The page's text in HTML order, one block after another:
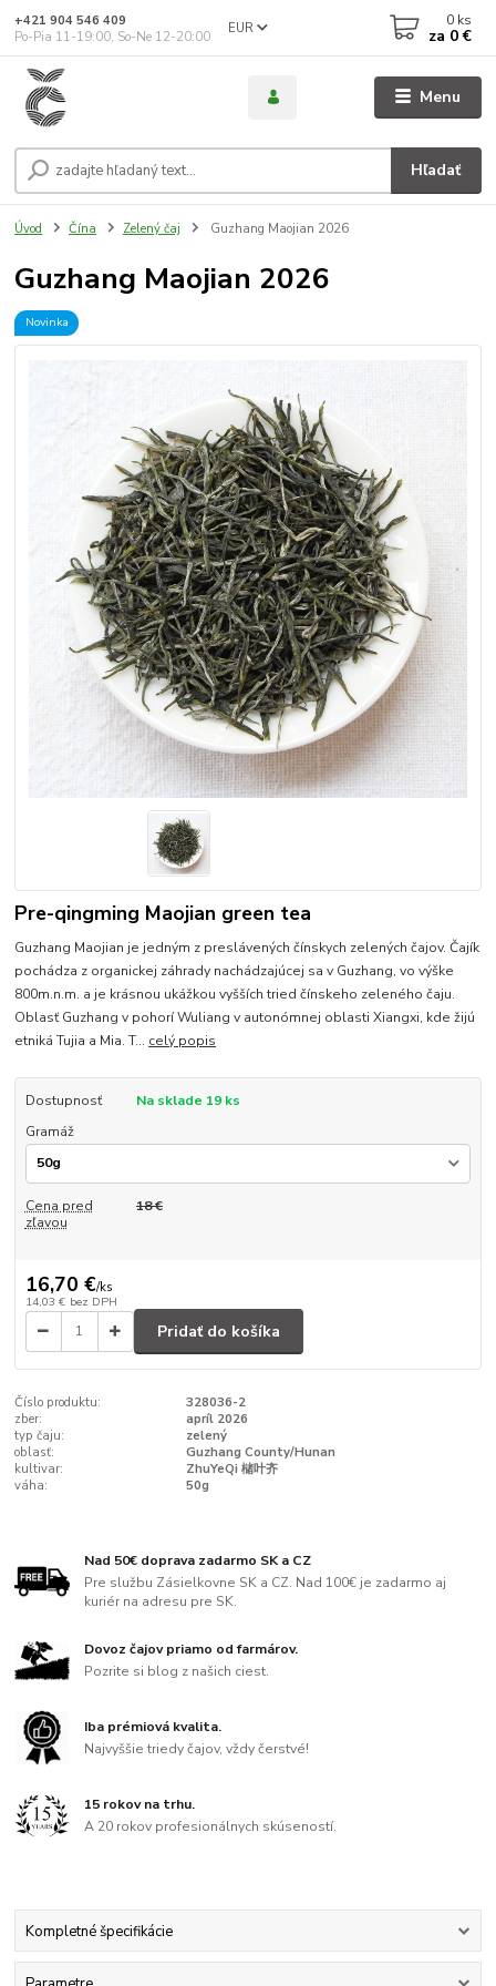
Menu
EUR
Hľadať
+421 904 546 409
Po-Pia 11-19:00, So-Ne 12-20:00
0 ks
za 0 €
Úvod Čína Zelený čaj Guzhang Maojian 2026
Guzhang Maojian 2026
Novinka
Pre-qingming Maojian green tea
Guzhang Maojian je jedným z preslávených čínskych zelených čajov. Čajík
pochádza z organickej záhrady nachádzajúcej sa v Guzhang, vo výške
800m.n.m. a je krásnou ukážkou vyšších tried čínskeho zeleného čaju.
Oblasť Guzhang v pohorí Wuliang v autonómnej oblasti Xiangxi, kde žijú
etniká Tujia a Mia. T... celý popis
Dostupnosť
Na sklade 19 ks
Gramáž
Cena pred
zľavou
18 €
16,70 €/ks
14,03 € bez DPH
Pridať do košíka
Číslo produktu:
328036-2
zber:
apríl 2026
typ čaju:
zelený
oblasť:
Guzhang County/Hunan
kultivar:
ZhuYeQi 槠叶齐
váha:
50g
Nad 50€ doprava zadarmo SK a CZ
Pre službu Zásielkovne SK a CZ. Nad 100€ je zadarmo aj
kuriér na adresu pre SK.
Dovoz čajov priamo od farmárov.
Pozrite si blog z našich ciest.
Iba prémiová kvalita.
Najvyššie triedy čajov, vždy čerstvé!
15 rokov na trhu.
A 20 rokov profesionálnych skúseností.
Kompletné špecifikácie